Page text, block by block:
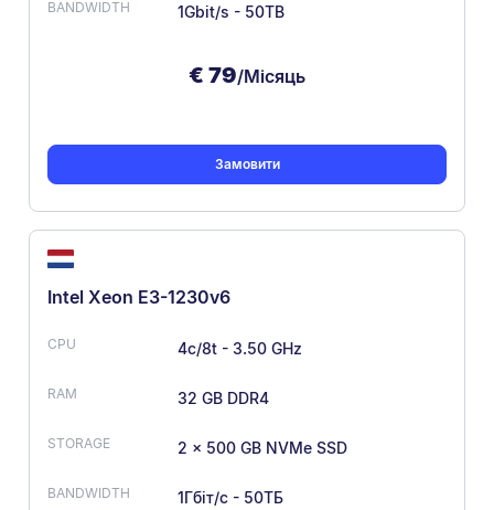
1Gbit/s - 50TB
€ 79/Місяць
Замовити
Intel Xeon E3-1230v6
4c/8t - 3.50 GHz
32 GB DDR4
2 x 500 GB NVMe SSD
1Гбіт/с - 50ТБ